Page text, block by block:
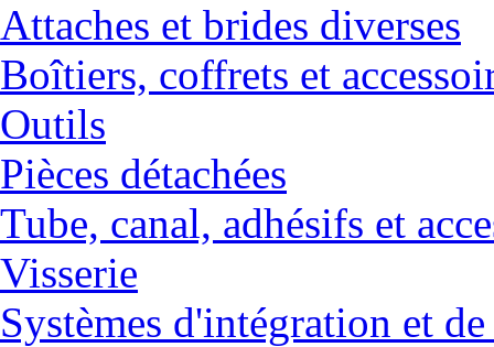
Attaches et brides diverses
Boîtiers, coffrets et
Outils
Pièces détachées
Tube, canal, adhésifs et
Visserie
Systèmes d'intégration et